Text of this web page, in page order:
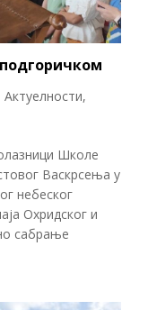
Актуелности,
Школе
Васкрсења у
небеског
Охридског и
сабрање